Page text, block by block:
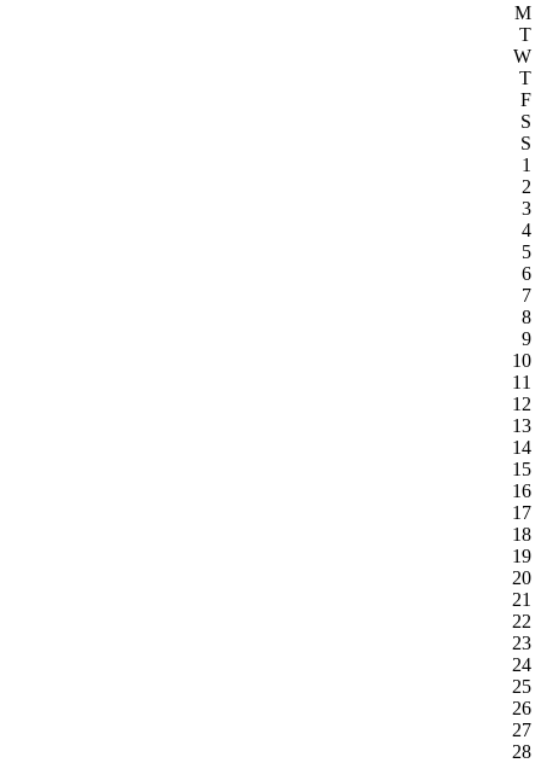
M
T
W
T
F
S
S
1
2
3
4
5
6
7
8
9
10
11
12
13
14
15
16
17
18
19
20
21
22
23
24
25
26
27
28